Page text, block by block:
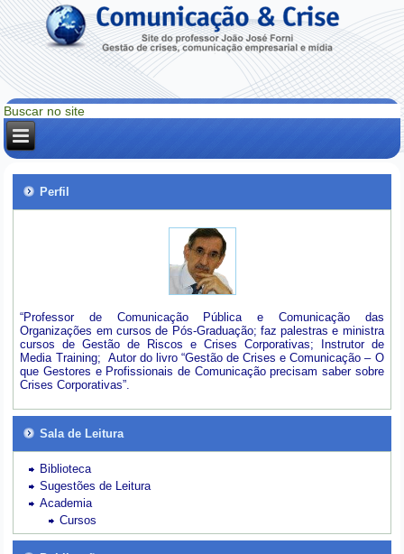
Perfil
“Professor de Comunicação Pública e Comunicação das
Organizações em cursos de Pós-Graduação; faz palestras e ministra
cursos de Gestão de Riscos e Crises Corporativas; Instrutor de
Media Training; Autor do livro “Gestão de Crises e Comunicação – O
que Gestores e Profissionais de Comunicação precisam saber sobre
Crises Corporativas”.
Sala de Leitura
Biblioteca
Sugestões de Leitura
Academia
Cursos